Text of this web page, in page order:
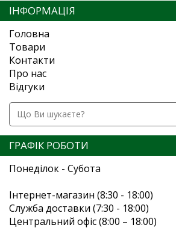
ІНФОРМАЦІЯ
Головна
Товари
Контакти
Про нас
Відгуки
ГРАФІК РОБОТИ
Понеділок - Субота
Інтернет-магазин (8:30 - 18:00)
Служба доставки (7:30 - 18:00)
Центральний офіс (8:00 – 18:00)